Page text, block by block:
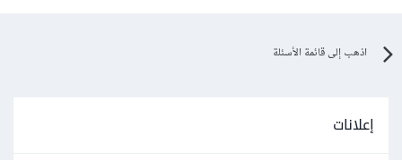
اذهب إلى قائمة الأسئلة
إعلانات